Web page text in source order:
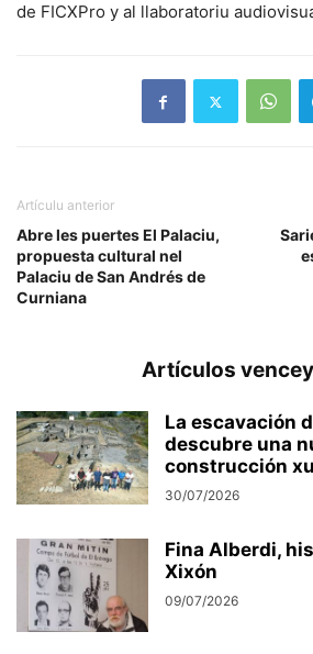
de FICXPro y al llaboratoriu
Artículu anterior
Abre les puertes El Palaciu,
propuesta cultural nel
Palaciu de San Andrés de
Curniana
Artículos
La escavación
descubre una
construcción
30/07/2026
Fina Alberdi,
Xixón
09/07/2026